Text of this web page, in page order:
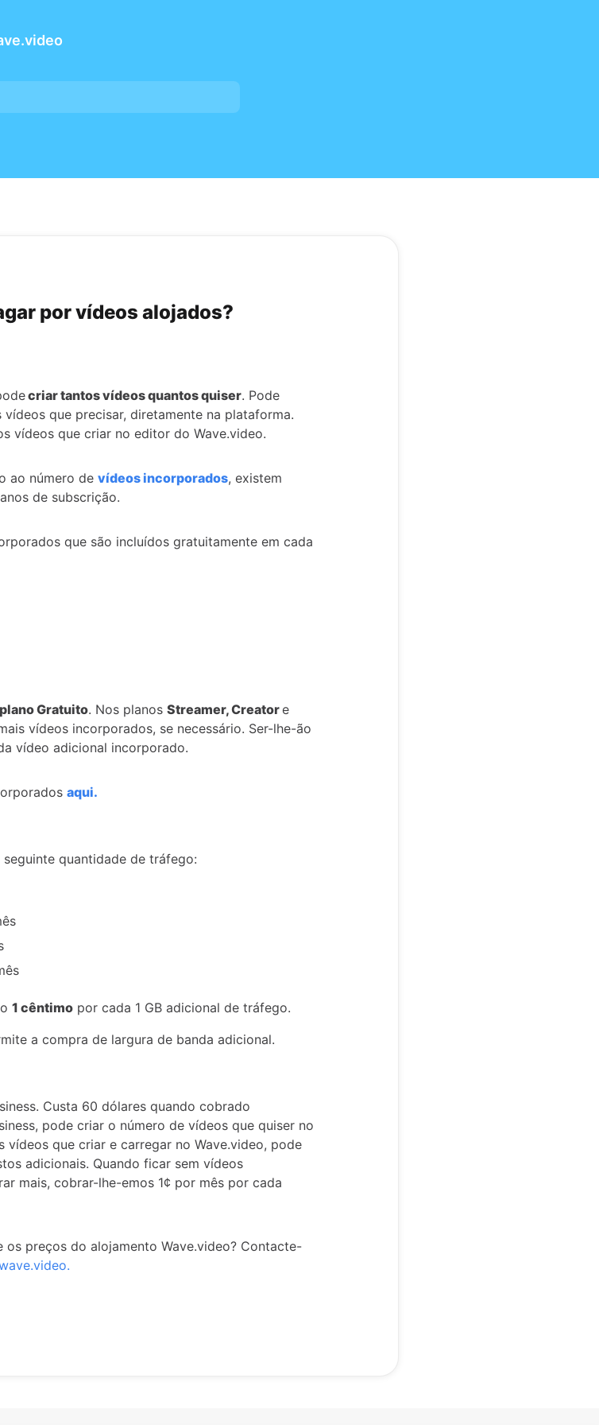
por vídeos alojados?
criar tantos vídeos quantos quiser. Pode
que precisar, diretamente na plataforma.
vídeos que criar no editor do Wave.video.
ao número de vídeos incorporados, existem
de subscrição.
que são incluídos gratuitamente em cada
plano Gratuito. Nos planos Streamer, Creatore
vídeos incorporados, se necessário. Ser-lhe-ão
vídeo adicional incorporado.
aqui.
quantidade de tráfego:
1 cêntimo por cada 1 GB adicional de tráfego.
a compra de largura de banda adicional.
Custa 60 dólares quando cobrado
pode criar o número de vídeos que quiser no
vídeos que criar e carregar no Wave.video, pode
adicionais. Quando ficar sem vídeos
mais, cobrar-lhe-emos 1¢ por mês por cada
os preços do alojamento Wave.video? Contacte-